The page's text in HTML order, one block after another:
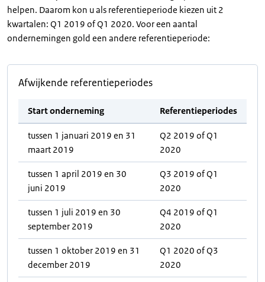
helpen. Daarom kon u als referentieperiode kiezen uit 2
kwartalen: Q1 2019 of Q1 2020. Voor een aantal
ondernemingen gold een andere referentieperiode:
Afwijkende referentieperiodes
Start onderneming Referentieperiodes
tussen 1 januari 2019 en 31
maart 2019
Q2 2019 of Q1
2020
tussen 1 april 2019 en 30
juni 2019
Q3 2019 of Q1
2020
tussen 1 juli 2019 en 30
september 2019
Q4 2019 of Q1
2020
tussen 1 oktober 2019 en 31
december 2019
Q1 2020 of Q3
2020